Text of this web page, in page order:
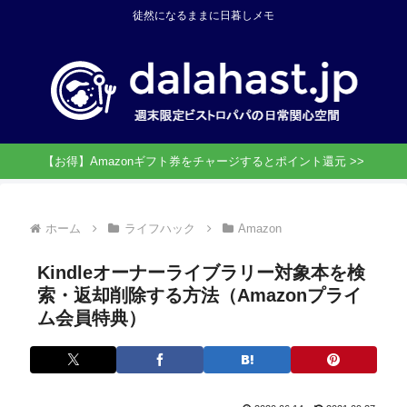
徒然になるままに日暮しメモ
【お得】Amazonギフト券をチャージするとポイント還元 >>
ホーム ライフハック Amazon
Kindleオーナーライブラリー対象本を検
索・返却削除する方法（Amazonプライ
ム会員特典）